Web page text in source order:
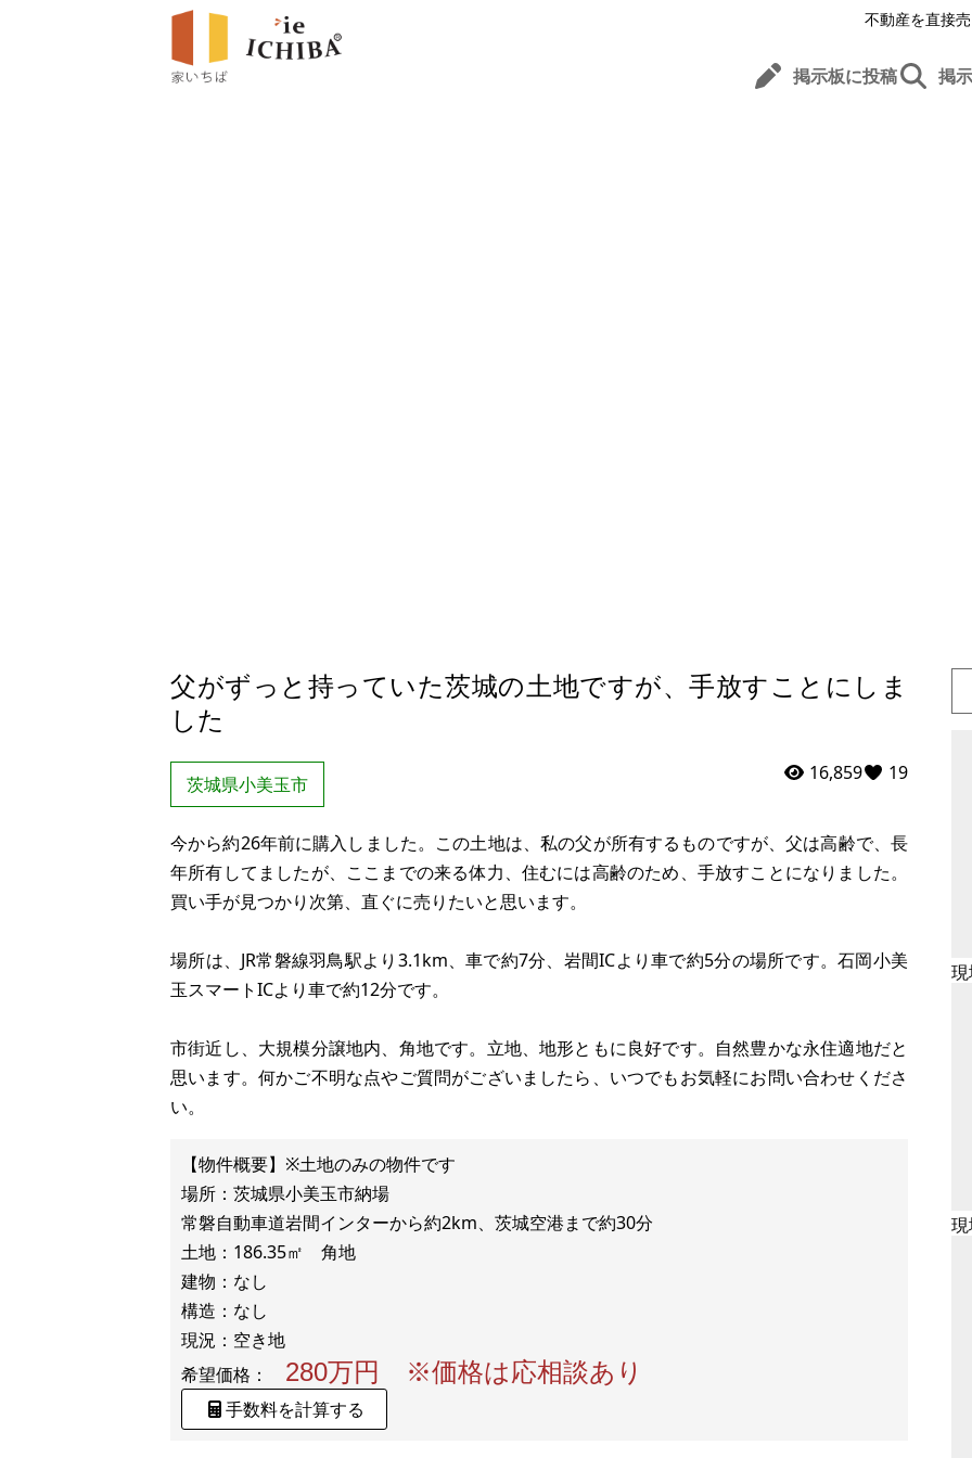
不動産を直接
掲示板に投稿 掲
父がずっと持っていた茨城の土地ですが、手放すことにしま
した
茨城県小美玉市 16,859 19
今から約26年前に購入しました。この土地は、私の父が所有するものですが、父は高齢で、長
年所有してましたが、ここまでの来る体力、住むには高齢のため、手放すことになりました。
買い手が見つかり次第、直ぐに売りたいと思います。
場所は、JR常磐線羽鳥駅より3.1km、車で約7分、岩間ICより車で約5分の場所です。石岡小美
玉スマートICより車で約12分です。
市街近し、大規模分譲地内、角地です。立地、地形ともに良好です。自然豊かな永住適地だと
思います。何かご不明な点やご質問がございましたら、いつでもお気軽にお問い合わせくださ
い。
【物件概要】※土地のみの物件です
場所：茨城県小美玉市納場
常磐自動車道岩間インターから約2km、茨城空港まで約30分
土地：186.35㎡ 角地
建物：なし
構造：なし
希望価格：
280万円 ※価格は応相談あり
手数料を計算する